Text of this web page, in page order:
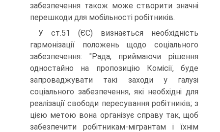
забезпечення також може створити значні
перешкоди для мобільності робітників.
У ст.51 (ЄС) визнається необхідність
гармонізації положень щодо соціального
забезпечення: "Рада, приймаючи рішення
одностайно на пропозицію Комісії, буде
запроваджувати такі заходи у галузі
соціального забезпечення, які необхідні для
реалізації свободи пересування робітників; з
цією метою вона організує справу так, щоб
забезпечити робітникам-мігрантам і їхнім